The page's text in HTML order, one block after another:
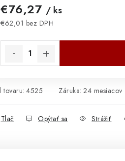
€76,27 / ks
€62,01 bez DPH
tovaru: 4525 Záruka: 24 mesiacov
Tlač Opýtať sa Strážiť